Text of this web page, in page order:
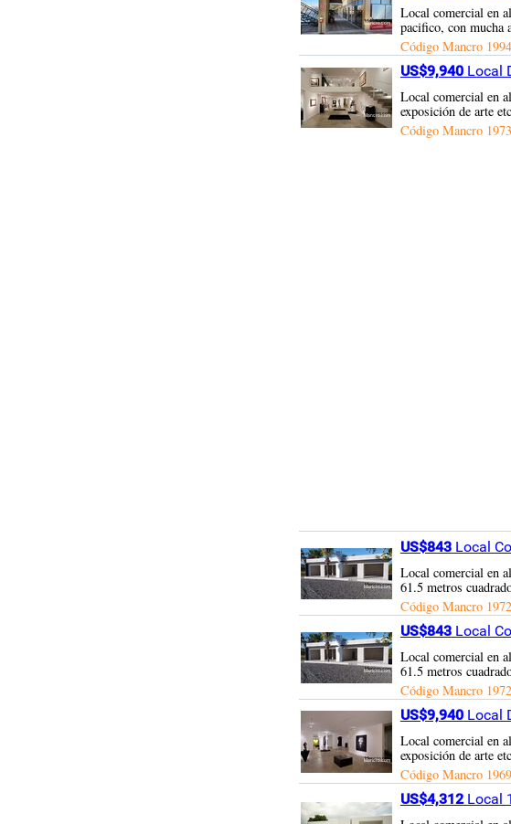
Local comercial en
pacifico, con mucha
Código Mancro
US$9,940Local
Local comercial en
exposición de arte
Código Mancro
US$843Local
Local comercial en
61.5 metros
Código Mancro
US$843Local
Local comercial en
61.5 metros
Código Mancro
US$9,940Local
Local comercial en
exposición de arte
Código Mancro
US$4,312Local